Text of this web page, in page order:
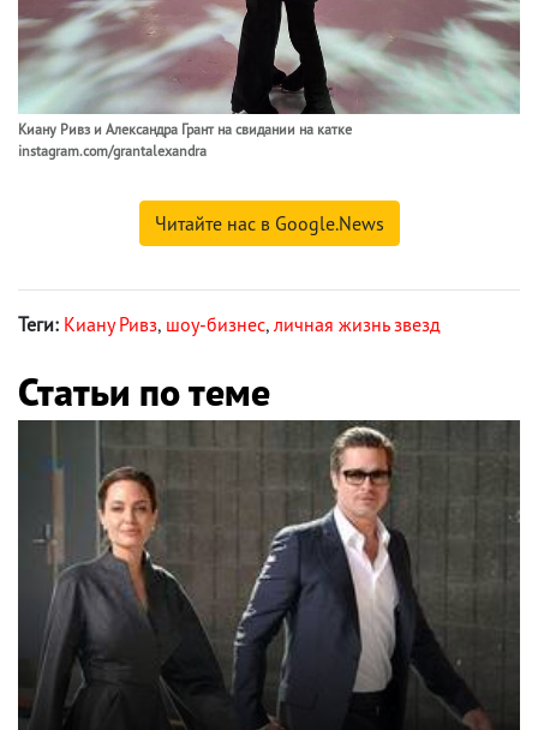
Киану Ривз и Александра Грант на свидании на катке
instagram.com/grantalexandra
Читайте нас в Google.News
Теги: Киану Ривз, шоу-бизнес, личная жизнь звезд
Статьи по теме